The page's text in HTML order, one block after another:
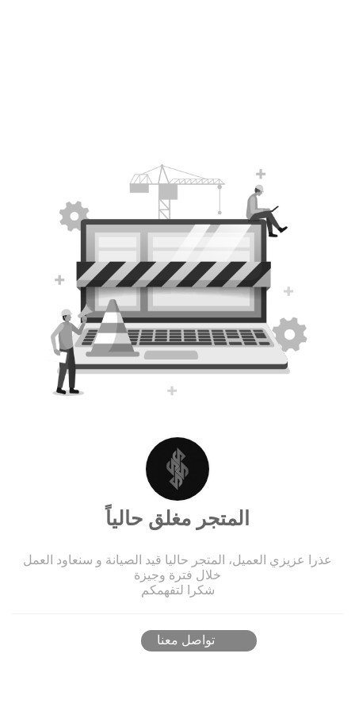
المتجر مغلق حالياً
عذرا عزيزي العميل، المتجر حاليا قيد الصيانة و سنعاود العمل
خلال فترة وجيزة
شكرا لتفهمكم
تواصل معنا